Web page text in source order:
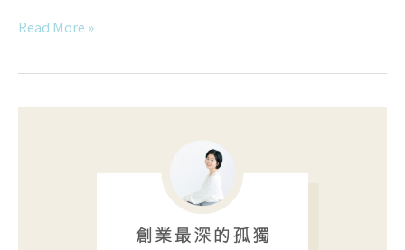
Read More »